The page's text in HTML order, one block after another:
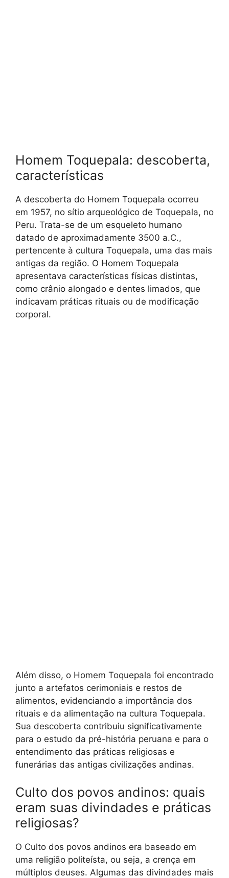
Homem Toquepala: descoberta,
características
A descoberta do Homem Toquepala ocorreu
em 1957, no sítio arqueológico de Toquepala, no
Peru. Trata-se de um esqueleto humano
datado de aproximadamente 3500 a.C.,
pertencente à cultura Toquepala, uma das mais
antigas da região. O Homem Toquepala
apresentava características físicas distintas,
como crânio alongado e dentes limados, que
indicavam práticas rituais ou de modificação
corporal.
Além disso, o Homem Toquepala foi encontrado
junto a artefatos cerimoniais e restos de
alimentos, evidenciando a importância dos
rituais e da alimentação na cultura Toquepala.
Sua descoberta contribuiu significativamente
para o estudo da pré-história peruana e para o
entendimento das práticas religiosas e
funerárias das antigas civilizações andinas.
Culto dos povos andinos: quais
eram suas divindades e práticas
religiosas?
O Culto dos povos andinos era baseado em
uma religião politeísta, ou seja, a crença em
múltiplos deuses. Algumas das divindades mais